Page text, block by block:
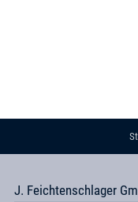
J. Feichtenschlager